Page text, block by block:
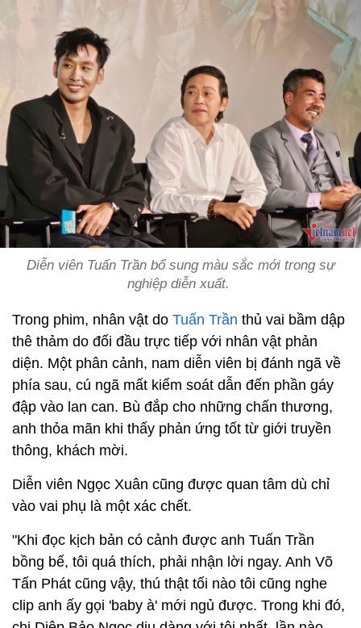
Diễn viên Tuấn Trần bổ sung màu sắc mới trong sự
nghiệp diễn xuất.
Trong phim, nhân vật do Tuấn Trần thủ vai bầm dập
thê thảm do đối đầu trực tiếp với nhân vật phản
diện. Một phân cảnh, nam diễn viên bị đánh ngã về
phía sau, cú ngã mất kiểm soát dẫn đến phần gáy
đập vào lan can. Bù đắp cho những chấn thương,
anh thỏa mãn khi thấy phản ứng tốt từ giới truyền
thông, khách mời.
Diễn viên Ngọc Xuân cũng được quan tâm dù chỉ
vào vai phụ là một xác chết.
"Khi đọc kịch bản có cảnh được anh Tuấn Trần
bồng bế, tôi quá thích, phải nhận lời ngay. Anh Võ
Tấn Phát cũng vậy, thú thật tối nào tôi cũng nghe
clip anh ấy gọi 'baby à' mới ngủ được. Trong khi đó,